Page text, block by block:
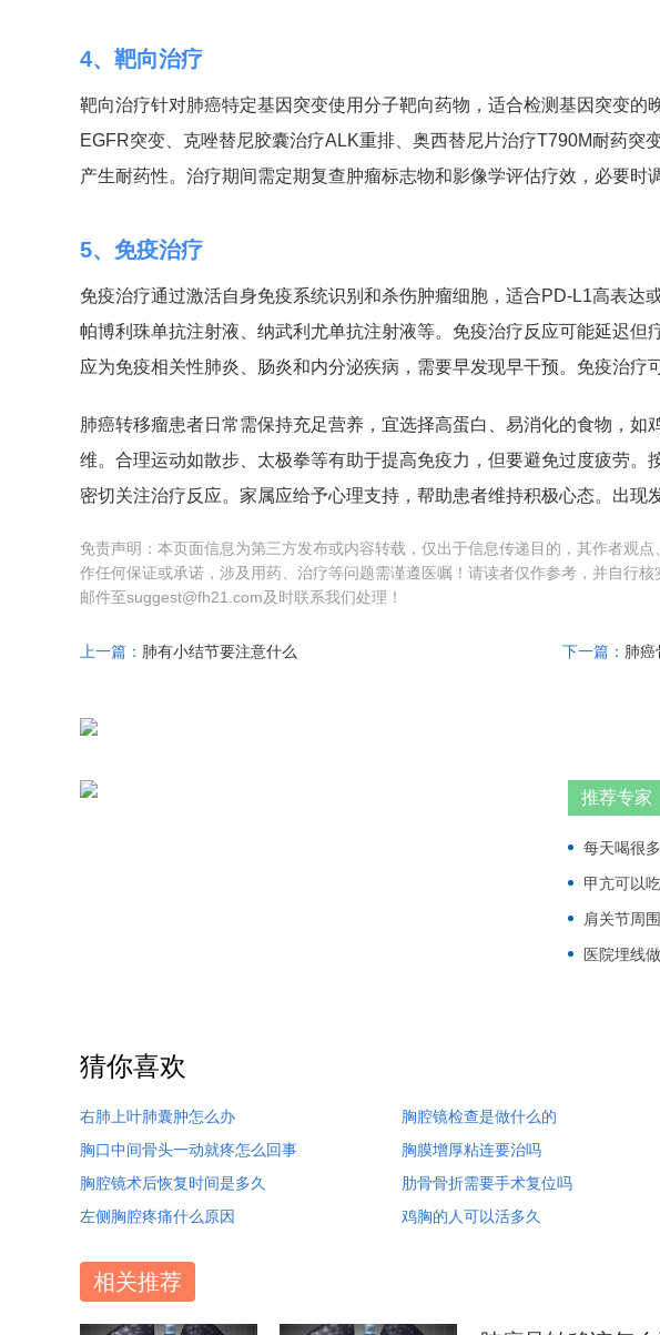
4、靶向治疗
靶向治疗针对肺癌特定基因突变使用分子靶向药物，适合检测基因突变的
EGFR突变、克唑替尼胶囊治疗ALK重排、奥西替尼片治疗T790M耐药突
产生耐药性。治疗期间需定期复查肿瘤标志物和影像学评估疗效，必要时
5、免疫治疗
免疫治疗通过激活自身免疫系统识别和杀伤肿瘤细胞，适合PD-L1高表达
帕博利珠单抗注射液、纳武利尤单抗注射液等。免疫治疗反应可能延迟但
应为免疫相关性肺炎、肠炎和内分泌疾病，需要早发现早干预。免疫治疗
肺癌转移瘤患者日常需保持充足营养，宜选择高蛋白、易消化的食物，
维。合理运动如散步、太极拳等有助于提高免疫力，但要避免过度疲劳。
密切关注治疗反应。家属应给予心理支持，帮助患者维持积极心态。出现
免责声明：本页面信息为第三方发布或内容转载，仅出于信息传递目的，其作者观
作任何保证或承诺，涉及用药、治疗等问题需谨遵医嘱！请读者仅作参考，并自行
邮件至suggest@fh21.com及时联系我们处理！
上一篇： 肺有小结节要注意什么 下一篇： 肺癌
推荐专家
每天喝很
甲亢可以
肩关节周
医院埋线
猜你喜欢
右肺上叶肺囊肿怎么办 胸腔镜检查是做什么的
胸口中间骨头一动就疼怎么回事
胸膜增厚粘连要治吗
胸腔镜术后恢复时间是多久
肋骨骨折需要手术复位吗
左侧胸腔疼痛什么原因
鸡胸的人可以活多久
相关推荐